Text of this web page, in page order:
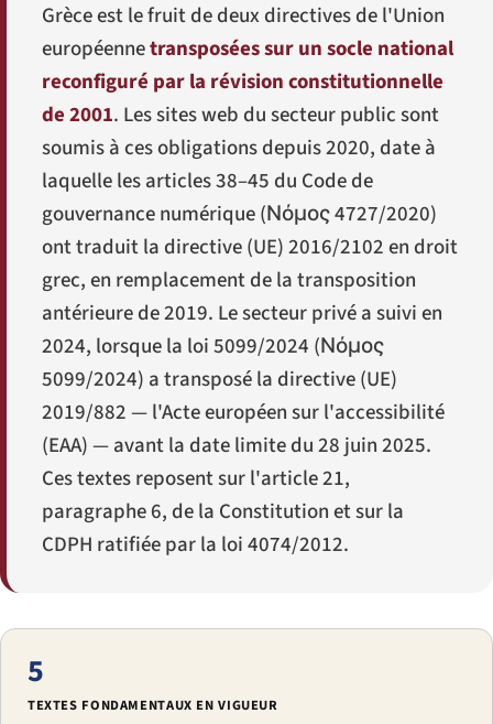
Grèce est le fruit de deux directives de l'Union
européennetransposées sur un socle national
reconfiguré par la révision constitutionnelle
de 2001. Les sites web du secteur public sont
soumis à ces obligations depuis 2020, date à
laquelle les articles 38–45 du Code de
gouvernance numérique (Νόμος 4727/2020)
ont traduit la directive (UE) 2016/2102 en droit
grec, en remplacement de la transposition
antérieure de 2019. Le secteur privé a suivi en
2024, lorsque la loi 5099/2024 (Νόμος
5099/2024) a transposé la directive (UE)
2019/882 — l'Acte européen sur l'accessibilité
(EAA) — avant la date limite du 28 juin 2025.
Ces textes reposent sur l'article 21,
paragraphe 6, de la Constitution et sur la
CDPH ratifiée par la loi 4074/2012.
5
TEXTES FONDAMENTAUX EN VIGUEUR